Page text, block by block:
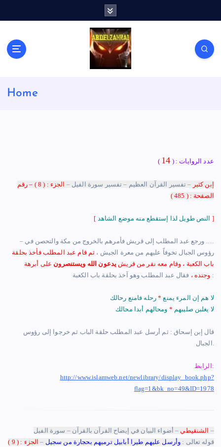
Home
عدد الروايات : ( 14
)
إبن كثير – تفسير القرآن العظيم – تفسير سورة الفيل –
الجزء : ( 8 ) – رقم
الصفحة : ( 485 )
[ ]
– ‏…. ورجع عبد المطلب إلى قريش فأمرهم بالخروج من مكة والتحصن في
رؤوس الجبال تخوفاً عليهم من معرة الجيش ، ثم قام عبد المطلب فأخذ بحلقة
باب الكعبة ، وقام معه نفر من قريش يدعون الله ويستنصرون على أبرهة
وجنده ، فقال عبد المطلب وهو آخذ بحلقة باب الكعبة :
لا هم إن المرء يمنع *رحله فامنع رحالك
لا يغلبن صليبهم * ومحالهم أبدا محالك
قال إبن إسحاق : ثم أرسل عبد المطلب حلقة الباب ثم خرجوا إلى رؤوس
الجبال.
الرابط:
http://www.islamweb.net/newlibrary/display_book.php?
flag=1&bk_no=49&ID=1978
الشنقيطي – أضواء البيان في إيضاح القرآن بالقرآن – سورة الفيل –
قوله تعالى : وأرسل عليهم طيرا أبابيل ترميهم بحجارة من سجيل –
الجزء : ( 9 )